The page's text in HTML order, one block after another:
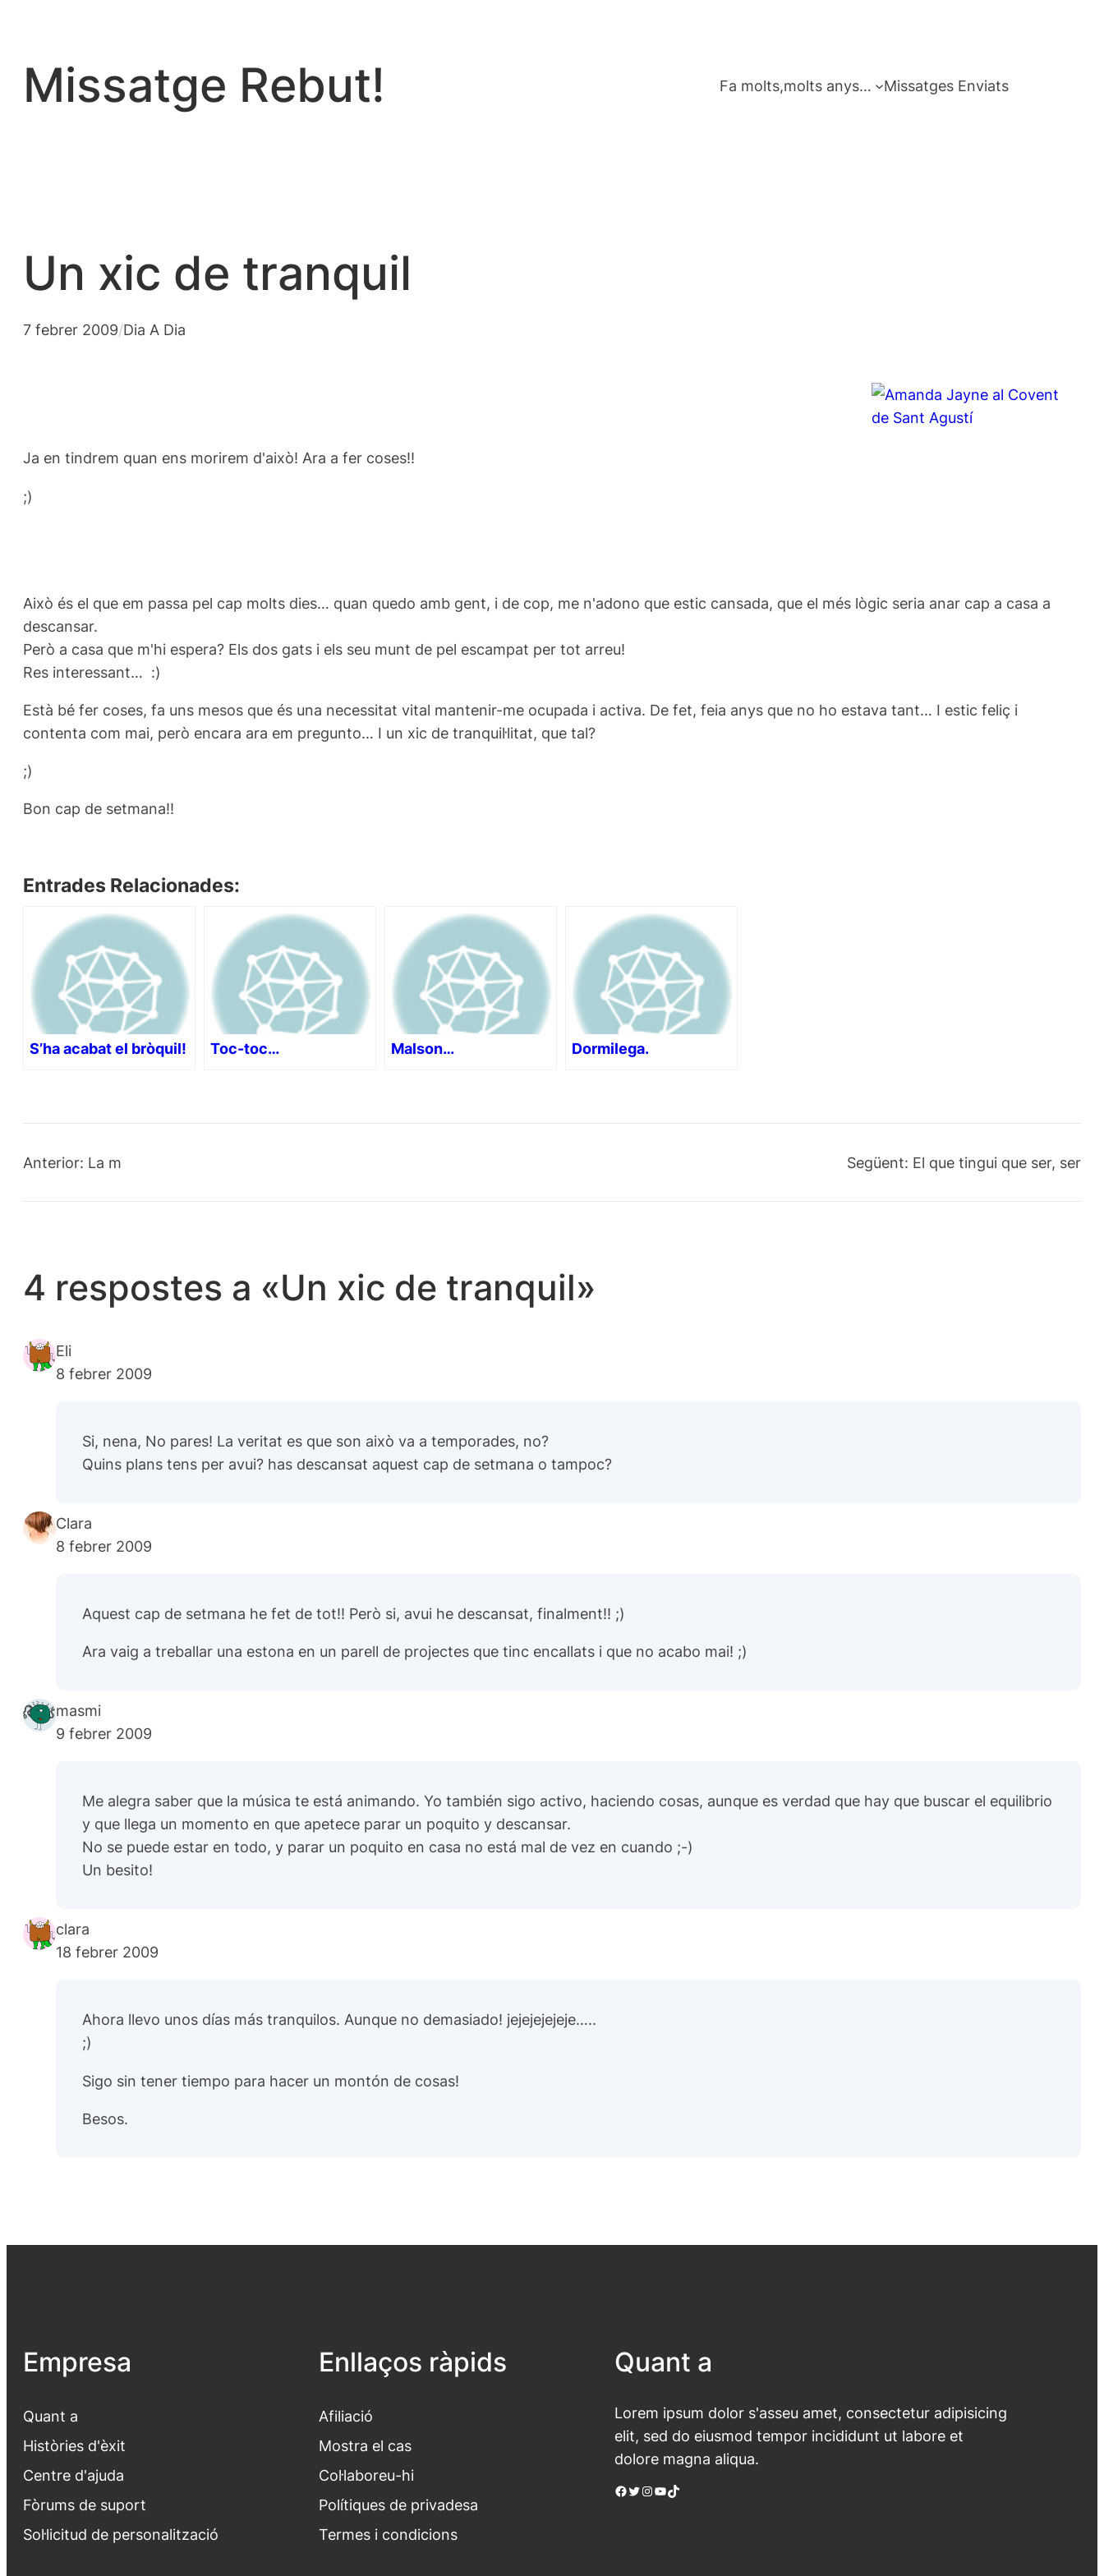
contingut
Missatge Rebut! Fa molts,molts anys… Missatges Enviats
Un xic de tranquil
7 febrer 2009/Dia A Dia
Ja en tindrem quan ens morirem d'això! Ara a fer coses!!
;)
Això és el que em passa pel cap molts dies… quan quedo amb gent, i de cop, me n'adono que estic cansada, que el més lògic seria anar cap a casa a
descansar.
Però a casa que m'hi espera? Els dos gats i els seu munt de pel escampat per tot arreu!
Res interessant… :)
Està bé fer coses, fa uns mesos que és una necessitat vital mantenir-me ocupada i activa. De fet, feia anys que no ho estava tant… I estic feliç i
contenta com mai, però encara ara em pregunto… I un xic de tranquil·litat, que tal?
;)
Bon cap de setmana!!
Entrades Relacionades:
S’ha acabat el bròquil! Toc-toc… Malson… Dormilega.
Anterior: La m Següent: El que tingui que ser, ser
4 respostes a «Un xic de tranquil»
Eli
8 febrer 2009
Si, nena, No pares! La veritat es que son això va a temporades, no?
Quins plans tens per avui? has descansat aquest cap de setmana o tampoc?
Clara
8 febrer 2009
Aquest cap de setmana he fet de tot!! Però si, avui he descansat, finalment!! ;)
Ara vaig a treballar una estona en un parell de projectes que tinc encallats i que no acabo mai! ;)
masmi
9 febrer 2009
Me alegra saber que la música te está animando. Yo también sigo activo, haciendo cosas, aunque es verdad que hay que buscar el equilibrio
y que llega un momento en que apetece parar un poquito y descansar.
No se puede estar en todo, y parar un poquito en casa no está mal de vez en cuando ;-)
Un besito!
clara
18 febrer 2009
Ahora llevo unos días más tranquilos. Aunque no demasiado! jejejejejeje…..
;)
Sigo sin tener tiempo para hacer un montón de cosas!
Besos.
Empresa
Quant a
Històries d'èxit
Centre d'ajuda
Fòrums de suport
Sol·licitud de personalització
Enllaços ràpids
Afiliació
Mostra el cas
Col·laboreu-hi
Polítiques de privadesa
Termes i condicions
Quant a
Lorem ipsum dolor s'asseu amet, consectetur adipisicing
elit, sed do eiusmod tempor incididunt ut labore et
dolore magna aliqua.
Facebook Twitter Instagram YouTube TikTok